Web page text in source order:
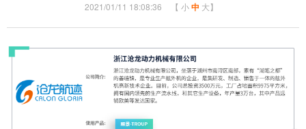
2021/01/11 18:08:36
【 小中 大】